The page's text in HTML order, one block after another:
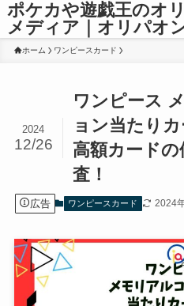
ポケカや遊戯王のオ
メディア｜オリパオ
ホーム ワンピースカード
ワンピース
ョン当たり
高額カード
査！
2024
12/26
広告 ワンピースカード 2024